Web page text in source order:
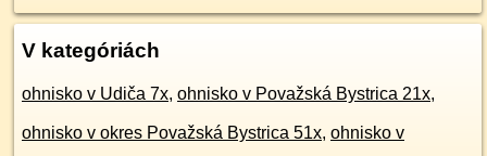
V kategóriách
ohnisko v Udiča 7x, ohnisko v Považská Bystrica 21x,
ohnisko v okres Považská Bystrica 51x, ohnisko v